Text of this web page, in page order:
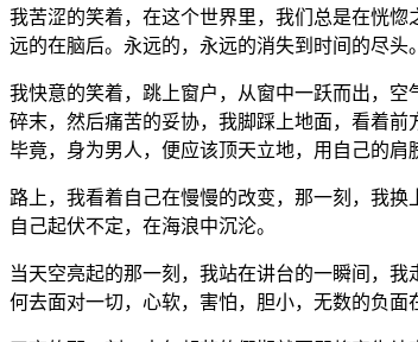
我苦涩的笑着，在这个世界里，我们总是在恍
远的在脑后。永远的，永远的消失到时间的尽
我快意的笑着，跳上窗户，从窗中一跃而出，
碎末，然后痛苦的妥协，我脚踩上地面，看着
毕竟，身为男人，便应该顶天立地，用自己的肩
路上，我看着自己在慢慢的改变，那一刻，我
自己起伏不定，在海浪中沉沦。
当天空亮起的那一刻，我站在讲台的一瞬间，
何去面对一切，心软，害怕，胆小，无数的负面